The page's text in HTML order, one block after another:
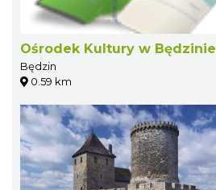
Ośrodek Kultury w Będzinie
Będzin
0.59 km